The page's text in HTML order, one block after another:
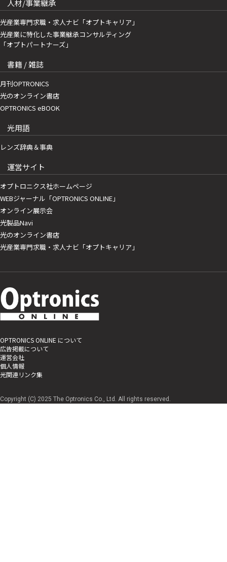
人材/事業継承
光産業専門求職・求人ナビ「オプトキャリア」
光産業に特化した事業継承コンサルティング
「オプトパートナーズ」
書籍 / 雑誌
月刊OPTRONICS
光のオンライン書店
OPTRONICS eBOOK
光用語
レンズ辞典＆事典
運営サイト
オプトロニクス社ホームページ
WEBジャーナル「OPTRONICS ONLINE」
オンライン展示会
光製品Navi
光のオンライン書店
光産業専門求職・求人ナビ「オプトキャリア」
OPTRONICS ONLINE について
広告掲載について
運営会社
個人情報
光関連リンク集
Copyright (C) 2025 The Optronics Co., Ltd. All rights reserved.